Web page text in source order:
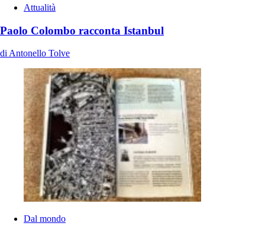
Attualità
Paolo Colombo racconta Istanbul
di Antonello Tolve
Dal mondo